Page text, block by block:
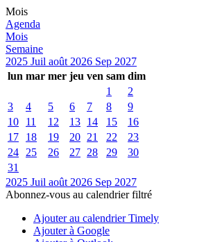
Mois
Agenda
Mois
Semaine
2025 Juil août 2026 Sep 2027
lun mar mer jeu ven sam dim
1
2
3
4 5 6 7 8
9
10
11 12 13 14 15
16
17
18 19 20 21 22
23
24
25 26 27 28 29
30
31
2025 Juil août 2026 Sep 2027
Abonnez-vous au calendrier filtré
Ajouter au calendrier Timely
Ajouter à Google